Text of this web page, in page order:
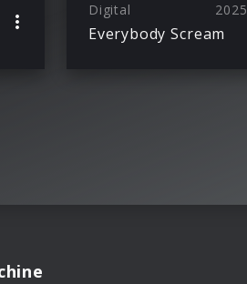
Digital 2025
Everybody Scream